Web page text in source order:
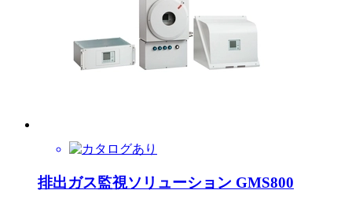
排出ガス監視ソリューション GMS800